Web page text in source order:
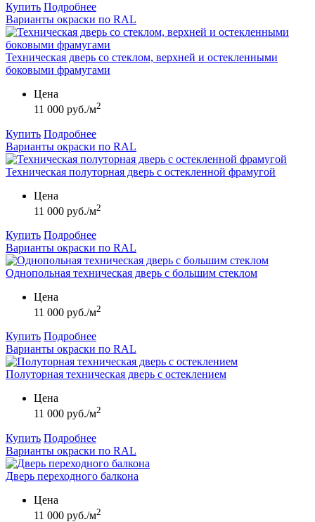
Купить Подробнее
Варианты окраски по RAL
Техническая дверь со стеклом, верхней и остекленными
боковыми фрамугами
Цена
11 000 руб./м2
Купить Подробнее
Варианты окраски по RAL
Техническая полуторная дверь с остекленной фрамугой
Цена
11 000 руб./м2
Купить Подробнее
Варианты окраски по RAL
Однопольная техническая дверь с большим стеклом
Цена
11 000 руб./м2
Купить Подробнее
Варианты окраски по RAL
Полуторная техническая дверь с остеклением
Цена
11 000 руб./м2
Купить Подробнее
Варианты окраски по RAL
Дверь переходного балкона
Цена
11 000 руб./м2